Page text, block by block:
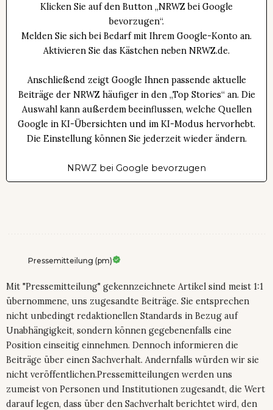
Klicken Sie auf den Button „NRWZ bei Google
bevorzugen“.
Melden Sie sich bei Bedarf mit Ihrem Google-Konto an.
Aktivieren Sie das Kästchen neben NRWZ.de.
Anschließend zeigt Google Ihnen passende aktuelle
Beiträge der NRWZ häufiger in den „Top Stories“ an. Die
Auswahl kann außerdem beeinflussen, welche Quellen
Google in KI-Übersichten und im KI-Modus hervorhebt.
Die Einstellung können Sie jederzeit wieder ändern.
NRWZ bei Google bevorzugen
Pressemitteilung (pm)
Mit "Pressemitteilung" gekennzeichnete Artikel sind meist 1:1
übernommene, uns zugesandte Beiträge. Sie entsprechen
nicht unbedingt redaktionellen Standards in Bezug auf
Unabhängigkeit, sondern können gegebenenfalls eine
Position einseitig einnehmen. Dennoch informieren die
Beiträge über einen Sachverhalt. Andernfalls würden wir sie
nicht veröffentlichen.Pressemitteilungen werden uns
zumeist von Personen und Institutionen zugesandt, die Wert
darauf legen, dass über den Sachverhalt berichtet wird, den